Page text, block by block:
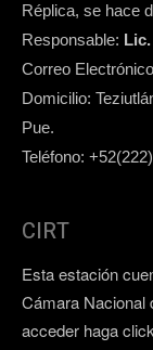
Réplica, se hace
Responsable:
Correo
Domicilio:
Pue.
Teléfono:
CIRT
Esta estación
Cámara Nacional
acceder haga